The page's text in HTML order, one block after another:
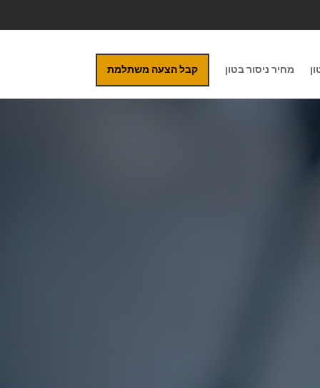
מחיר ניסור בטון קבל הצעה משתלמת